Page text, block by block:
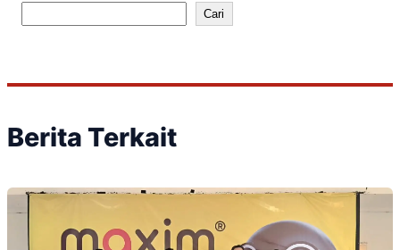
Cari
Berita Terkait